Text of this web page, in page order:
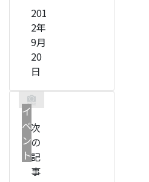
201
2年
9月
20
日
イ
ベ
ン
ト
次
の
記
事